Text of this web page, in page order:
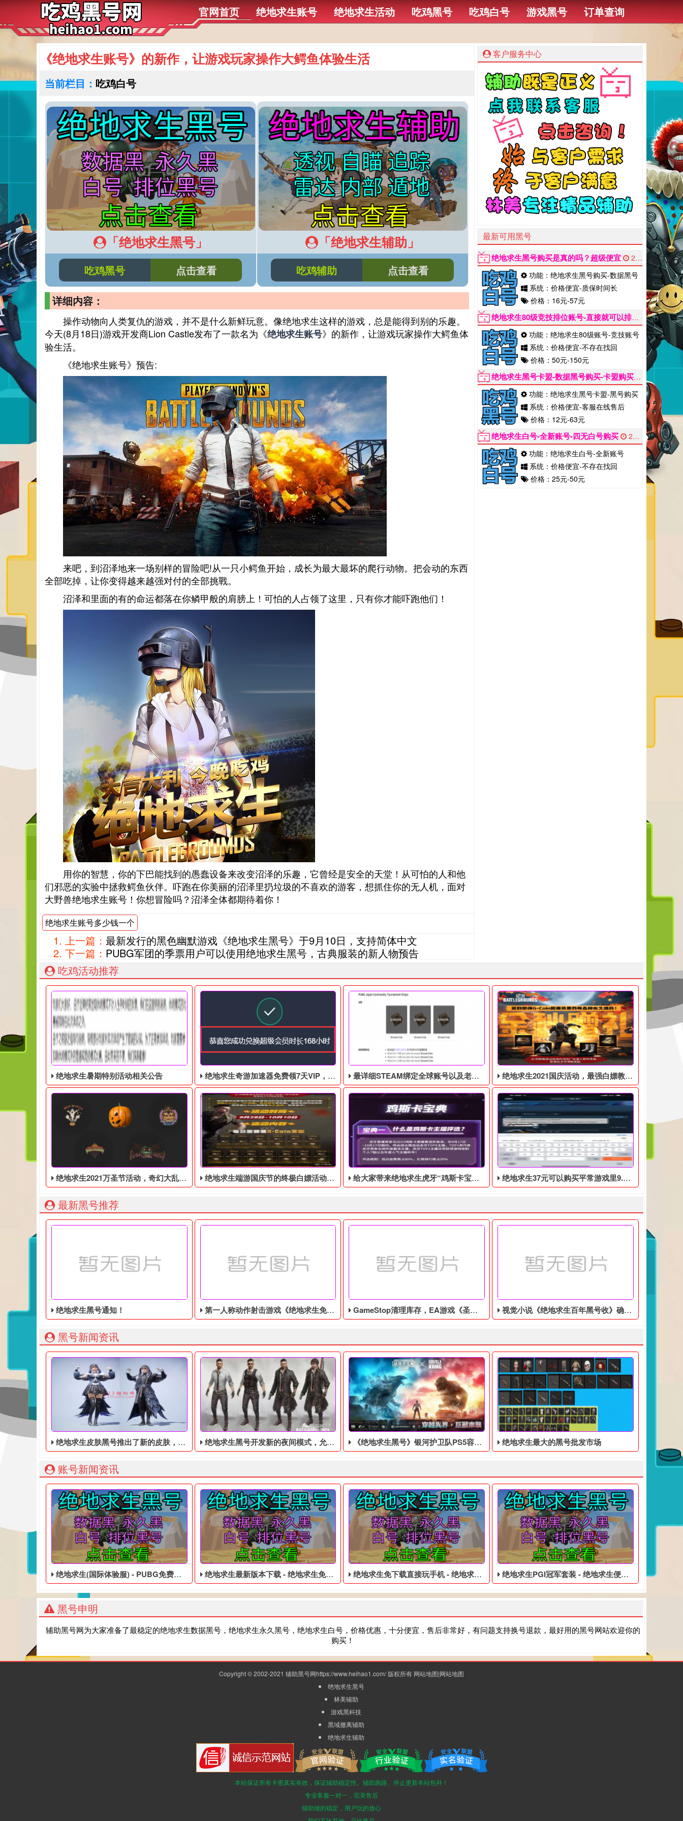
官网首页 绝地求生账号 绝地求生活动 吃鸡黑号 吃鸡白号 游戏黑号 订单查询
《绝地求生账号​》的新作，让游戏玩家操作大鳄鱼体验生活
当前栏目： 吃鸡白号
「绝地求生黑号」
吃鸡黑号 点击查看
「绝地求生辅助」
吃鸡辅助 点击查看
详细内容：
操作动物向人类复仇的游戏，并不是什么新鲜玩意。像绝地求生这样的游戏，总是能得到别的乐趣。
今天(8月18日)游戏开发商Lion Castle发布了一款名为《绝地求生账号》的新作，让游戏玩家操作大鳄鱼体
验生活。
《绝地求生账号》预告:
来吧，到沼泽地来一场别样的冒险吧!从一只小鳄鱼开始，成长为最大最坏的爬行动物。把会动的东西
全部吃掉，让你变得越来越强对付的全部挑戰。
沼泽和里面的有的命运都落在你鳞甲般的肩膀上！可怕的人占领了这里，只有你才能吓跑他们！
用你的智慧，你的下巴能找到的愚蠢设备来改变沼泽的乐趣，它曾经是安全的天堂！从可怕的人和他
们邪恶的实验中拯救鳄鱼伙伴。吓跑在你美丽的沼泽里扔垃圾的不喜欢的游客，想抓住你的无人机，面对
大野兽绝地求生账号！你想冒险吗？沼泽全体都期待着你！
绝地求生账号多少钱一个
上一篇： 最新发行的黑色幽默游戏《绝地求生黑号》于9月10日，支持简体中文
下一篇： PUBG军团的季票用户可以使用绝地求生黑号，古典服装的新人物预告
客户服务中心
最新可用黑号
绝地求生黑号购买是真的吗？超级便宜
2022-06-12
功能：绝地求生黑号购买-数据黑号
系统：价格便宜-质保时间长
价格：16元-57元
绝地求生80级竞技排位账号-直接就可以排位
2022-06-
功能：绝地求生80级账号-竞技账号
系统：价格便宜-不存在找回
价格：50元-150元
绝地求生黑号卡盟-数据黑号购买-卡盟购买黑号能用多久
功能：绝地求生黑号卡盟-黑号购买
系统：价格便宜-客服在线售后
价格：12元-63元
绝地求生白号-全新账号-四无白号购买
2022-06-12
功能：绝地求生白号-全新账号
系统：价格便宜-不存在找回
价格：25元-50元
吃鸡活动推荐
绝地求生暑期特别活动相关公告 绝地求生奇游加速器免费领7天VIP，合计168小时 最详细STEAM绑定全球账号以及老鼠台掉宝攻略，常见问题解答 绝地求生2021国庆活动，最强白嫖教程，最好用的活动攻略
绝地求生2021万圣节活动，奇幻大乱斗回归，还有新皮肤和新地图 绝地求生端游国庆节的终极白嫖活动，活动的时间是9月28号到10月10号 给大家带来绝地求生虎牙“鸡斯卡宝典”的福利活动，这次福利活动将于9月17日至10月17日开始 绝地求生37元可以购买平常游戏里9.9美元的DLC礼包
最新黑号推荐
绝地求生黑号通知！ 第一人称动作射击游戏《绝地求生免费辅助》今日登陆主机平台 GameStop清理库存，EA游戏《圣歌》以1美分售出 视觉小说《绝地求生百年黑号收》确认登陆Switch，特别版售价9350日元
黑号新闻资讯
绝地求生皮肤黑号推出了新的皮肤，从风格上看，似乎有点欧洲中世纪的感觉 绝地求生黑号开发新的夜间模式，允许用户调整画面 《绝地求生黑号》银河护卫队PS5容量泄漏可提前2天预加载 绝地求生最大的黑号批发市场
账号新闻资讯
绝地求生(国际体验服) - PUBG免费的皮肤白号 绝地求生最新版本下载 - 绝地求生免费的数据黑号 绝地求生免下载直接玩手机 - 绝地求生便宜的四无白号 绝地求生PGI冠军套装 - 绝地求生便宜的数据黑号
黑号申明
辅助黑号网为大家准备了最稳定的绝地求生数据黑号，绝地求生永久黑号，绝地求生白号，价格优惠，十分便宜，售后非常好，有问题支持换号退款，最好用的黑号网站欢迎你的
购买！
Copyright © 2002-2021 辅助黑号网https://www.heihao1.com/ 版权所有 网站地图|网站地图
绝地求生黑号
林美辅助
游戏黑科技
黑域撤离辅助
绝地求生辅助
本站保证所有卡密真实有效，保证辅助稳定性。辅助跑路、停止更新本站包补！
专业客服一对一，完美售后
辅助做的稳定，用户玩的放心